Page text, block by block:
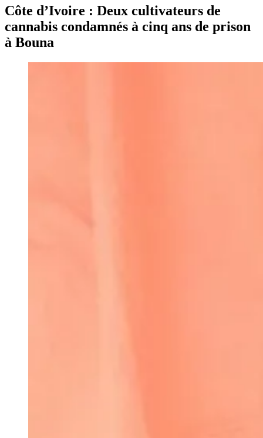
Côte d’Ivoire : Deux cultivateurs de
cannabis condamnés à cinq ans de prison
à Bouna